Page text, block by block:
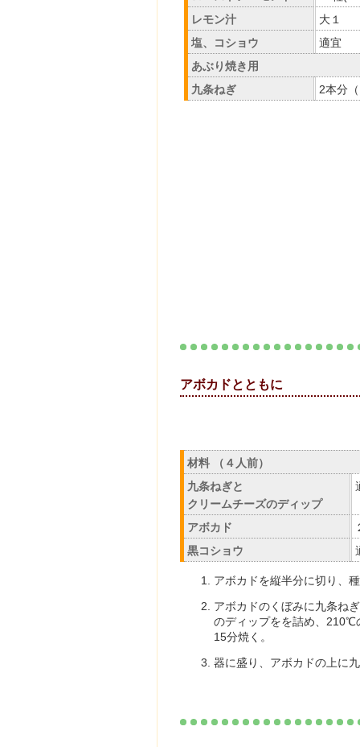
レモン汁
大１
塩、コショウ
適宜
あぶり焼き用
九条ねぎ
2本分
アボカドとと
材料 （４人前）
九条ねぎと
クリームチーズのディップ
アボカド
黒コショウ
アボカドを縦半分に切り、
アボカドのくぼみに九条ね
のディップをを詰め、210℃
15分焼く。
器に盛り、アボカドの上に